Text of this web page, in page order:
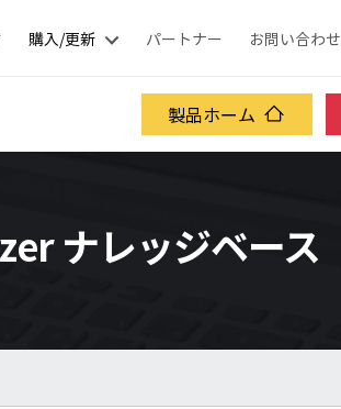
購入/更新 パートナー お問い合わせ
製品ホーム
ナレッジベース